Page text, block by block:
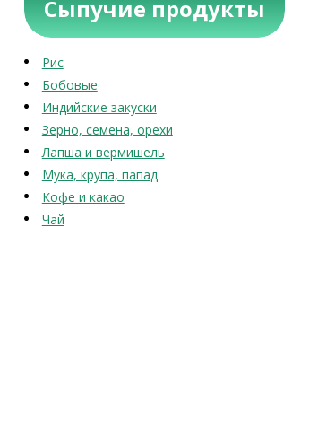
Сыпучие продукты
Рис
Бобовые
Индийские закуски
Зерно, семена, орехи
Лапша и вермишель
Мука, крупа, папад
Кофе и какао
Чай